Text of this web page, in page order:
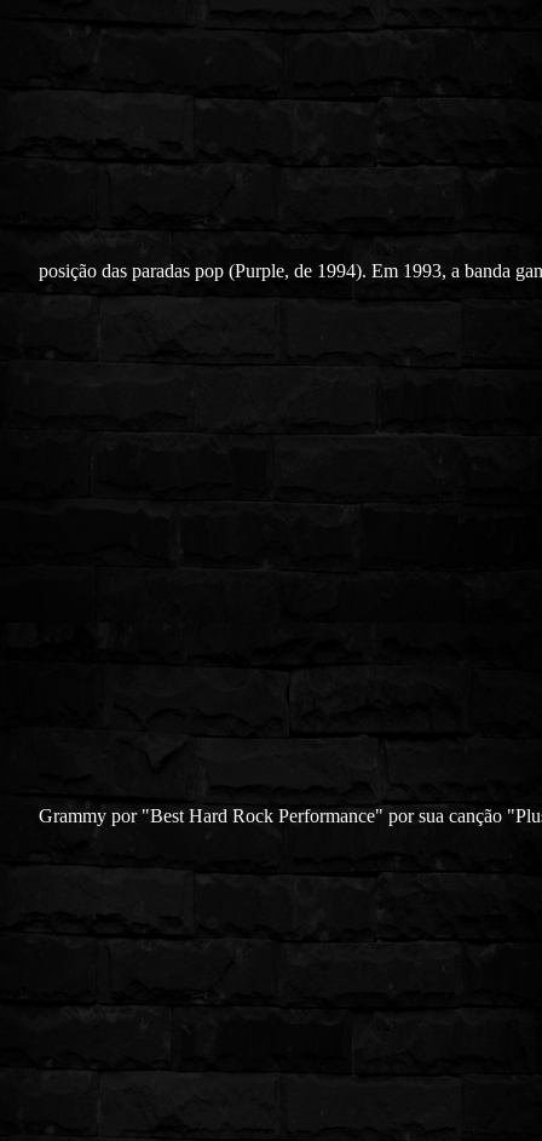
posição das paradas pop (Purple, de 1994). Em 1993, a banda
Grammy por "Best Hard Rock Performance" por sua canção